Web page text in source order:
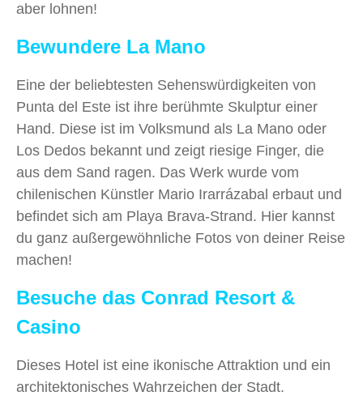
aber lohnen!
Bewundere La Mano
Eine der beliebtesten Sehenswürdigkeiten von
Punta del Este ist ihre berühmte Skulptur einer
Hand. Diese ist im Volksmund als La Mano oder
Los Dedos bekannt und zeigt riesige Finger, die
aus dem Sand ragen. Das Werk wurde vom
chilenischen Künstler Mario Irarrázabal erbaut und
befindet sich am Playa Brava-Strand. Hier kannst
du ganz außergewöhnliche Fotos von deiner Reise
machen!
Besuche das Conrad Resort &
Casino
Dieses Hotel ist eine ikonische Attraktion und ein
architektonisches Wahrzeichen der Stadt.